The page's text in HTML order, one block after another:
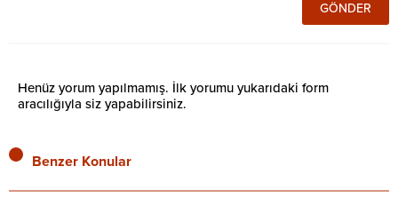
Henüz yorum yapılmamış. İlk yorumu yukarıdaki form
aracılığıyla siz yapabilirsiniz.
Benzer Konular